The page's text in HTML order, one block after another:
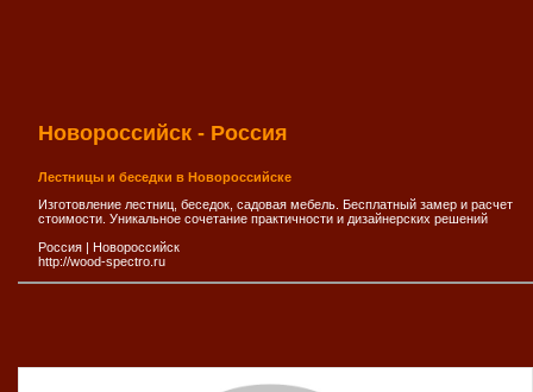
Новороссийск - Россия
Лестницы и беседки в Новороссийске
Изготовление лестниц, беседок, садовая мебель. Бесплатный замер и расчет
стоимости. Уникальное сочетание практичности и дизайнерских решений
Россия | Новороссийск
http://wood-spectro.ru